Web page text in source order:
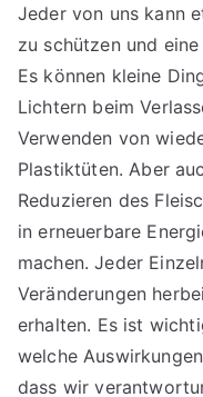
Jeder von uns kann
zu schützen und
Es können kleine
Lichtern beim
Verwenden von
Plastiktüten. Aber
Reduzieren des
in erneuerbare
machen. Jeder
Veränderungen
erhalten. Es ist
welche
dass wir